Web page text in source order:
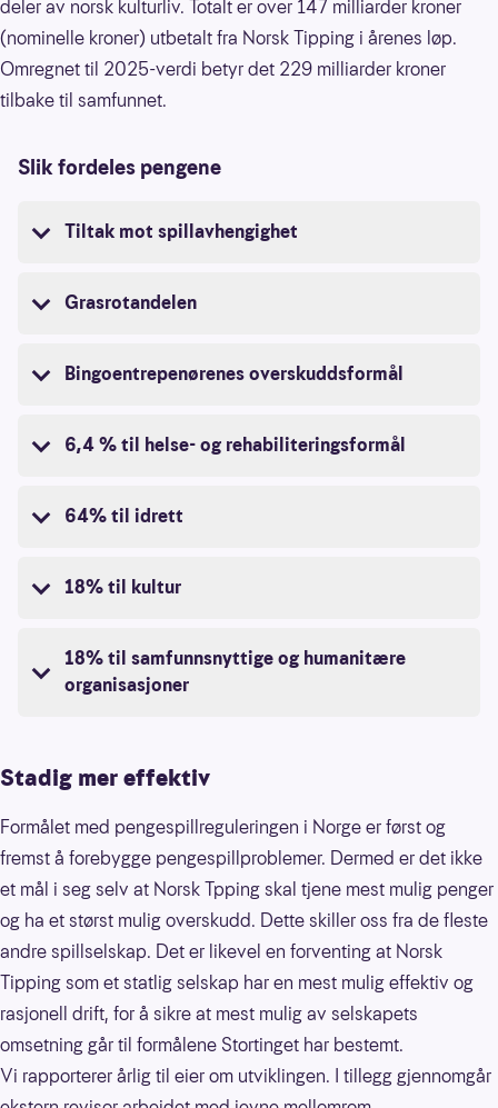
deler av norsk kulturliv. Totalt er over 147 milliarder kroner
(nominelle kroner) utbetalt fra Norsk Tipping i årenes løp.
Omregnet til 2025-verdi betyr det 229 milliarder kroner
tilbake til samfunnet.
Slik fordeles pengene
Tiltak mot spillavhengighet
Grasrotandelen
Bingoentrepenørenes overskuddsformål
6,4 % til helse- og rehabiliteringsformål
64% til idrett
18% til kultur
18% til samfunnsnyttige og humanitære
organisasjoner
Stadig mer effektiv
Formålet med pengespillreguleringen i Norge er først og
fremst å forebygge pengespillproblemer. Dermed er det ikke
et mål i seg selv at Norsk Tpping skal tjene mest mulig penger
og ha et størst mulig overskudd. Dette skiller oss fra de fleste
andre spillselskap. Det er likevel en forventing at Norsk
Tipping som et statlig selskap har en mest mulig effektiv og
rasjonell drift, for å sikre at mest mulig av selskapets
omsetning går til formålene Stortinget har bestemt.
Vi rapporterer årlig til eier om utviklingen. I tillegg gjennomgår